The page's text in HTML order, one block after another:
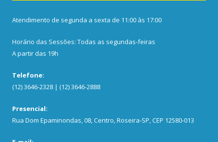
Atendimento de segunda a sexta de 11:00 às 17:00
Horário das Sessões: Todas as segundas-feiras
A partir das 19h
Telefone:
(12) 3646-2328 | (12) 3646-2888
Presencial:
Rua Dom Epaminondas, 08, Centro, Roseira-SP, CEP 12580-013